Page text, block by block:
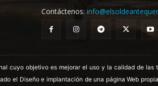
Contáctenos:
cuyo objetivo es mejorar el uso y la calidad de las
el Diseño e implantación de una página Web